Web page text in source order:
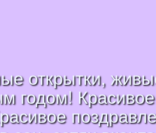
открытки,
годом!